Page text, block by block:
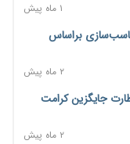
نمی‌رسد/ ظرفیت
را می‌بلعد؛ هزینه دارو
۱ ماه پیش
براساس
۲ ماه پیش
جایگزین کرامت
۲ ماه پیش